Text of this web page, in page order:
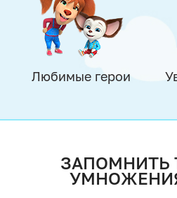
Любимые герои
ЗАПОМНИТЬ